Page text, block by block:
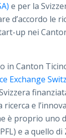
e per la
d’accordo le
up nei
in Canton
Exchange
e
è proprio uno
e a quello